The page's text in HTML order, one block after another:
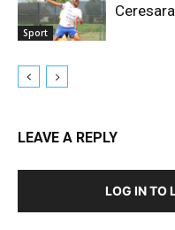
Sport
LEAVE A REPLY
LOG IN TO